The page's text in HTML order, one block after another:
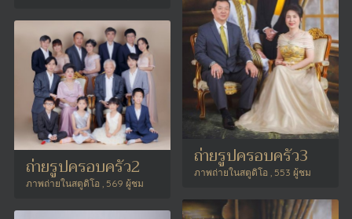
ถ่ายรูปครอบครัว3
ภาพถ่ายในสตูดิโอ , 553 ผู้ชม
ถ่ายรูปครอบครัว2
ภาพถ่ายในสตูดิโอ , 569 ผู้ชม